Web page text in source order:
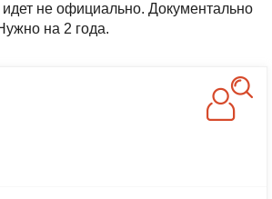
не официально. Документально
на 2 года.